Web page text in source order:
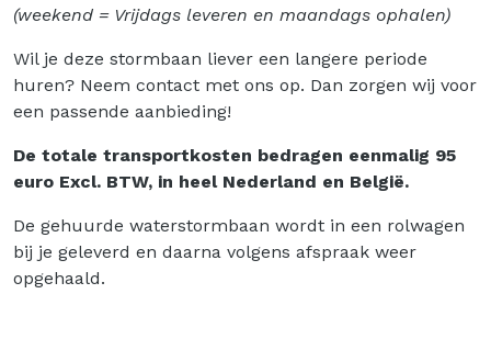
(weekend = Vrijdags leveren en maandags ophalen)
Wil je deze stormbaan liever een langere periode
huren? Neem contact met ons op. Dan zorgen wij voor
een passende aanbieding!
De totale transportkosten bedragen eenmalig 95
euro Excl. BTW, in heel Nederland en België.
De gehuurde waterstormbaan wordt in een rolwagen
bij je geleverd en daarna volgens afspraak weer
opgehaald.